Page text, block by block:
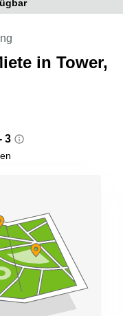
in Tower,
3